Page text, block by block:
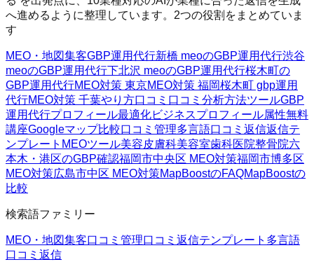
へ進めるように整理しています。2つの役割をまとめていま
す
MEO・地図集客GBP運用代行新橋 meoのGBP運用代行渋谷
meoのGBP運用代行 下北沢 meoのGBP運用代行桜木町の
GBP運用代行MEO対策 東京MEO対策 福岡桜木町 gbp運用
代行MEO対策 千葉やり方口コミ 口コミ分析方法ツールGBP
運用代行プロフィール最適化ビジネスプロフィール属性無料
講座Googleマップ比較 口コミ管理多言語口コミ返信返信テ
ンプレート MEOツール美容皮膚科美容室歯科医院整骨院六
本木・港区のGBP確認福岡市中央区 MEO対策福岡市博多区
MEO対策広島市中区 MEO対策MapBoostのFAQMapBoostの
比較
検索語ファミリー
MEO・地図集客 口コミ管理 口コミ返信テンプレート 多言語
口コミ返信